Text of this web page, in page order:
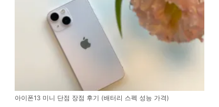
아이폰13 미니 단점 장점 후기 (배터리 스펙 성능 가격)